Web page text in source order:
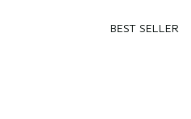
BEST SELLER